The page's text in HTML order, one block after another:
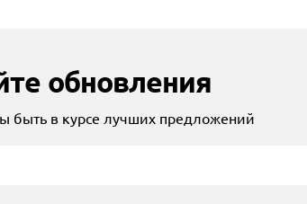
обновления
быть в курсе лучших предложений